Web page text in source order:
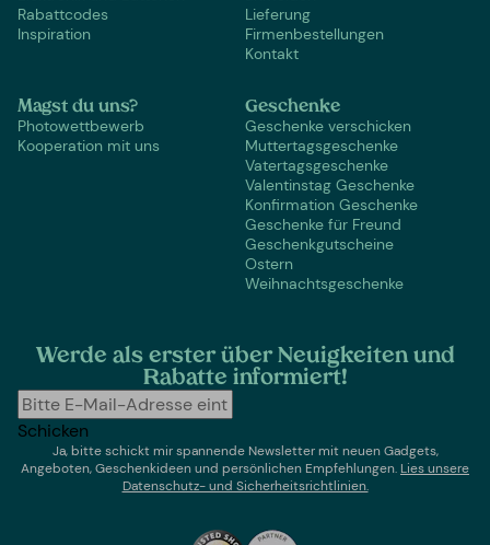
Rabattcodes
Inspiration
Lieferung
Firmenbestellungen
Kontakt
Magst du uns?
Photowettbewerb
Kooperation mit uns
Geschenke
Geschenke verschicken
Muttertagsgeschenke
Vatertagsgeschenke
Valentinstag Geschenke
Konfirmation Geschenke
Geschenke für Freund
Geschenkgutscheine
Ostern
Weihnachtsgeschenke
Werde als erster über Neuigkeiten und
Rabatte informiert!
Schicken
Ja, bitte schickt mir spannende Newsletter mit neuen Gadgets,
Angeboten, Geschenkideen und persönlichen Empfehlungen. Lies unsere
Datenschutz- und Sicherheitsrichtlinien.